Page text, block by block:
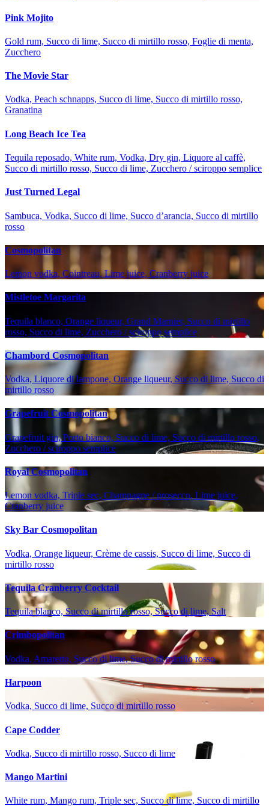
Pink Mojito
Gold rum, Succo di lime, Succo di mirtillo rosso, Foglie di menta,
Zucchero
The Movie Star
Vodka, Peach schnapps, Succo di lime, Succo di mirtillo rosso,
Granatina
Long Beach Ice Tea
Tequila reposado, White rum, Vodka, Dry gin, Liquore al caffè,
Succo di mirtillo rosso, Succo di lime, Zucchero / sciroppo semplice
Just Turned Legal
Sambuca, Vodka, Succo di lime, Succo d’arancia, Succo di mirtillo
rosso
Cosmopolitan
Lemon vodka, Cointreau, Lime juice, Cranberry juice
Mistletoe Margarita
Tequila blanco, Orange liqueur, Grand Marnier, Succo di mirtillo
rosso, Succo di lime, Zucchero / sciroppo semplice
Chambord Cosmopolitan
Vodka, Liquore di lampone, Orange liqueur, Succo di lime, Succo di
mirtillo rosso
Grapefruit Cosmopolitan
Grapefruit gin, Porto bianco, Succo di lime, Succo di mirtillo rosso,
Zucchero / sciroppo semplice
Royal Cosmopolitan
Lemon vodka, Triple sec, Champagne / prosecco, Lime juice,
Cranberry juice
Sky Bar Cosmopolitan
Vodka, Orange liqueur, Crème de cassis, Succo di lime, Succo di
mirtillo rosso
Tequila Cranberry Cocktail
Tequila blanco, Succo di mirtillo rosso, Succo di lime, Salt
Crimbopolitan
Vodka, Amaretto, Succo di lime, Succo di mirtillo rosso
Harpoon
Vodka, Succo di lime, Succo di mirtillo rosso
Cape Codder
Vodka, Succo di mirtillo rosso, Succo di lime
Mango Martini
White rum, Mango rum, Triple sec, Succo di lime, Succo di mirtillo